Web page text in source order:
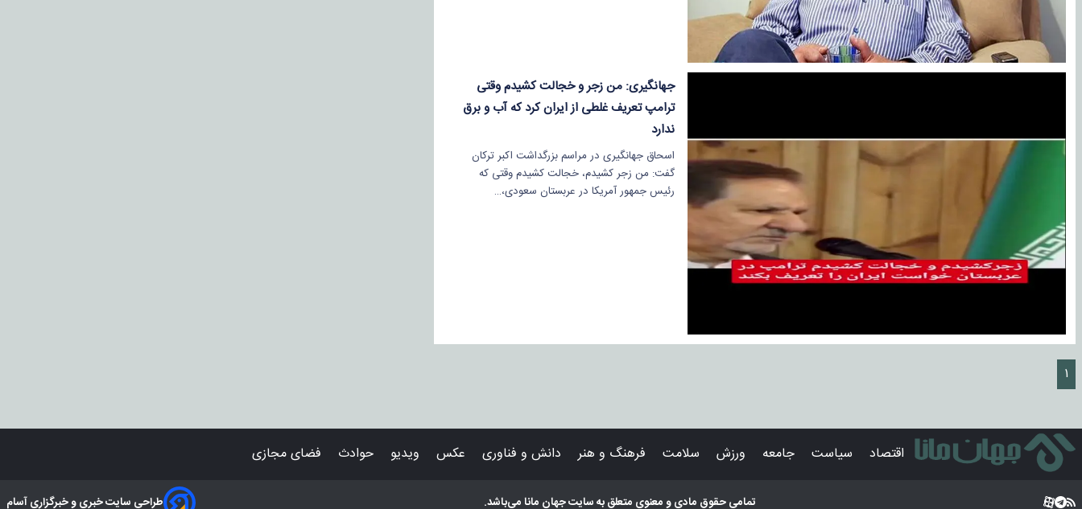
جهانگیری: من زجر و خجالت کشیدم وقتی
ترامپ تعریف غلطی از ایران کرد که آب و برق
ندارد
اسحاق جهانگیری در مراسم بزرگداشت اکبر ترکان
گفت: من زجر کشیدم، خجالت کشیدم وقتی که
رئیس جمهور آمریکا در عربستان سعودی،…
۱
اقتصاد سیاست جامعه ورزش سلامت فرهنگ و هنر دانش و فناوری عکس ویدیو حوادث فضای مجازی
تمامی حقوق مادی و معنوی متعلق به سایتجهان مانامی‌باشد. طراحی سایت خبری و خبرگزاری آسام